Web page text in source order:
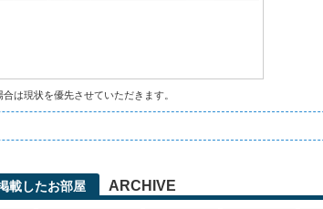
は現状を優先させていただきます。
載したお部屋 ARCHIVE